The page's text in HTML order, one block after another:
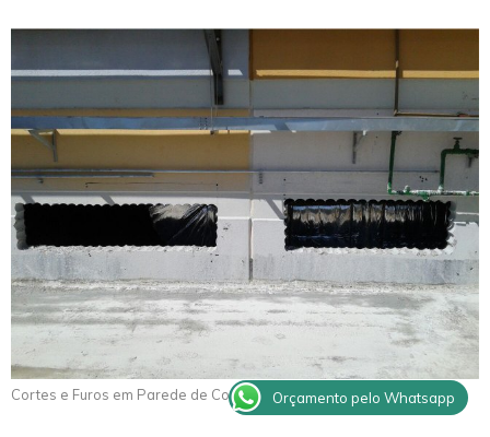
Cortes e Furos em Parede de Concreto CaiabuOrçamento pelo Whatsapp